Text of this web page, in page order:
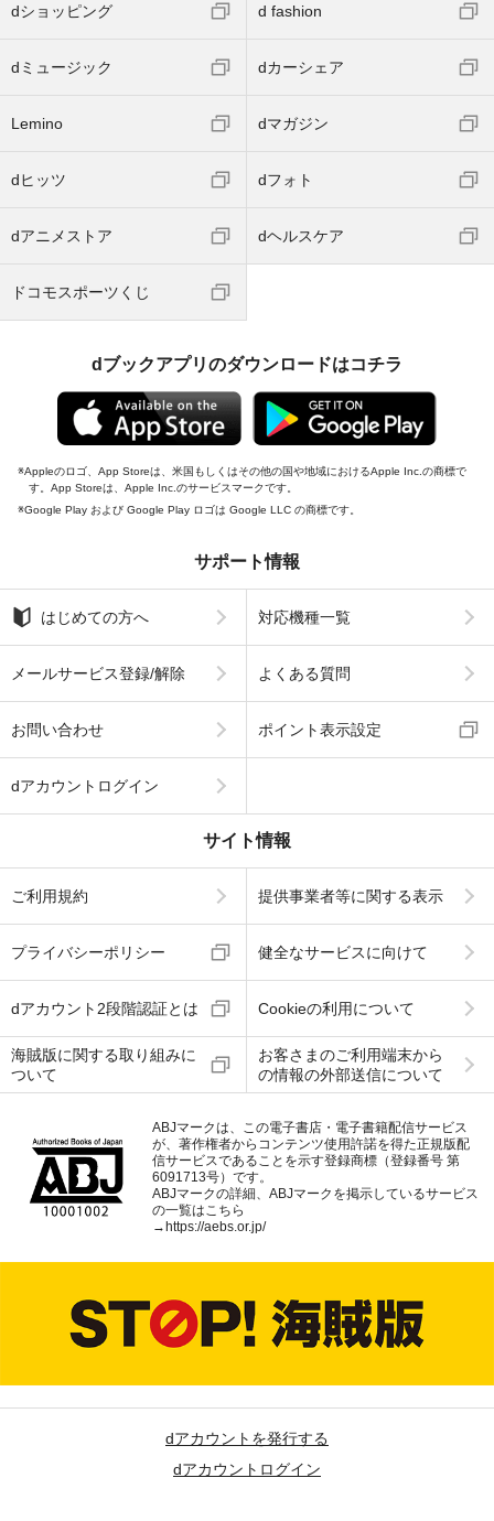
dショッピング d fashion
dミュージック dカーシェア
Lemino dマガジン
dヒッツ dフォト
dアニメストア dヘルスケア
ドコモスポーツくじ
dブックアプリのダウンロードはコチラ
Appleのロゴ、App Storeは、米国もしくはその他の国や地域におけるApple Inc.の商標で
す。App Storeは、Apple Inc.のサービスマークです。
Google Play および Google Play ロゴは Google LLC の商標です。
サポート情報
はじめての方へ 対応機種一覧
メールサービス登録/解除 よくある質問
お問い合わせ ポイント表示設定
dアカウントログイン
サイト情報
ご利用規約 提供事業者等に関する表示
プライバシーポリシー 健全なサービスに向けて
dアカウント2段階認証とは Cookieの利用について
海賊版に関する取り組みに
ついて
お客さまのご利用端末から
の情報の外部送信について
ABJマークは、この電子書店・電子書籍配信サービス
が、著作権者からコンテンツ使用許諾を得た正規版配
信サービスであることを示す登録商標（登録番号 第
6091713号）です。
ABJマークの詳細、ABJマークを掲示しているサービス
の一覧はこちら
→https://aebs.or.jp/
dアカウントを発行する
dアカウントログイン